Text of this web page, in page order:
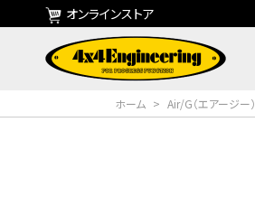
オンラインストア
ホーム > Air/G（エアージー）